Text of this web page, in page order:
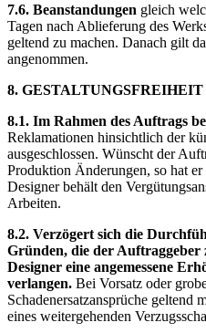
7.6. Beanstandungen gleich
Tagen nach Ablieferung des
geltend zu machen. Danach gilt
angenommen.
8.
8.1. Im Rahmen des Auftrags
Reklamationen hinsichtlich der
ausgeschlossen. Wünscht der
Produktion Änderungen, so hat
Designer behält den
Arbeiten.
8.2. Verzögert sich die
Gründen, die der Auftraggeber
Designer eine angemessene
verlangen. Bei Vorsatz oder
Schadenersatzansprüche geltend
eines weitergehenden